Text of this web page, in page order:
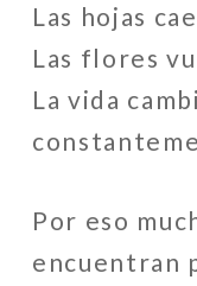
Las hojas
Las flores
La vida
Por eso
encuentran